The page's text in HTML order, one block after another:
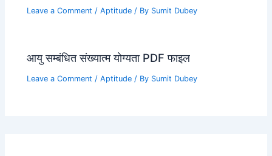
Leave a Comment /Aptitude / By Sumit Dubey
आयु सम्बंधित संख्यात्म योग्यता PDF फाइल
Leave a Comment /Aptitude / By Sumit Dubey